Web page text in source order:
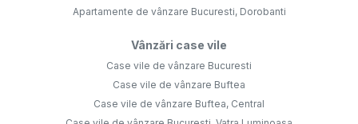
Apartamente de vânzare Bucuresti, Dorobanti
Vânzări case vile
Case vile de vânzare Bucuresti
Case vile de vânzare Buftea
Case vile de vânzare Buftea, Central